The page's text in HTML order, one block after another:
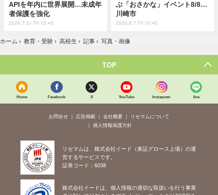
APIを年内に世界展開…未成年
者保護を強化
2026.7.31 Fri 13:45
ぶ「おさかな」イベント8/8…
川崎市
2026.8.7 Fri 10:45
ホーム › 教育・受験 › 高校生 › 記事 › 写真・画像
TOP
Home Facebook X YouTube Instagram line
お問合せ 広告掲載 会社概要
リセマムについて
個人情報保護方針
リセマムは、株式会社イード（東証グロース上場）の運
営するサービスです。
証券コード：6038
株式会社イードは、個人情報の適切な取扱いを行う事業